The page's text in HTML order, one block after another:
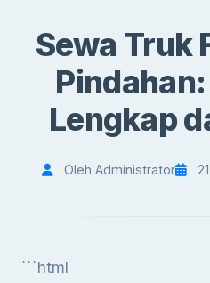
Sewa Truk
Lengkap
Oleh Administrator
```html